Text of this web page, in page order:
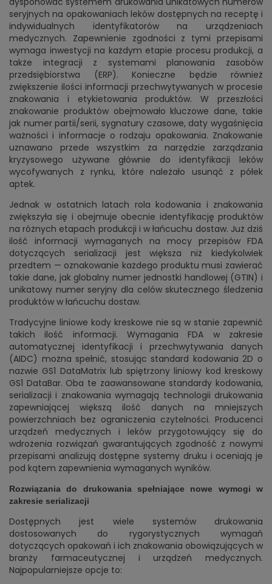
seryjnych na opakowaniach leków dostępnych na receptę i
indywidualnych identyfikatorów na urządzeniach
medycznych. Zapewnienie zgodności z tymi przepisami
wymaga inwestycji na każdym etapie procesu produkcji, a
także integracji z systemami planowania zasobów
przedsiębiorstwa (ERP). Konieczne będzie również
zwiększenie ilości informacji przechwytywanych w procesie
znakowania i etykietowania produktów. W przeszłości
znakowanie produktów obejmowało kluczowe dane, takie
jak numer partii/serii, sygnatury czasowe, daty wygaśnięcia
ważności i informacje o rodzaju opakowania. Znakowanie
uznawano przede wszystkim za narzędzie zarządzania
kryzysowego używane głównie do identyfikacji leków
wycofywanych z rynku, które należało usunąć z półek
aptek.
Jednak w ostatnich latach rola kodowania i znakowania
zwiększyła się i obejmuje obecnie identyfikację produktów
na różnych etapach produkcji i w łańcuchu dostaw. Już dziś
ilość informacji wymaganych na mocy przepisów FDA
dotyczących serializacji jest większa niż kiedykolwiek
przedtem — oznakowanie każdego produktu musi zawierać
takie dane, jak globalny numer jednostki handlowej (GTIN) i
unikatowy numer seryjny dla celów skutecznego śledzenia
produktów w łańcuchu dostaw.
Tradycyjne liniowe kody kreskowe nie są w stanie zapewnić
takich ilość informacji. Wymagania FDA w zakresie
automatycznej identyfikacji i przechwytywania danych
(AIDC) można spełnić, stosując standard kodowania 2D o
nazwie GS1 DataMatrix lub spiętrzony liniowy kod kreskowy
GS1 DataBar. Oba te zaawansowane standardy kodowania,
serializacji i znakowania wymagają technologii drukowania
zapewniającej większą ilość danych na mniejszych
powierzchniach bez ograniczenia czytelności. Producenci
urządzeń medycznych i leków przygotowujący się do
wdrożenia rozwiązań gwarantujących zgodność z nowymi
przepisami analizują dostępne systemy druku i oceniają je
pod kątem zapewnienia wymaganych wyników.
Rozwiązania do drukowania spełniające nowe wymogi w
zakresie serializacji
Dostępnych jest wiele systemów drukowania
dostosowanych do rygorystycznych wymagań
dotyczących opakowań i ich znakowania obowiązujących w
branży farmaceutycznej i urządzeń medycznych.
Najpopularniejsze opcje to: